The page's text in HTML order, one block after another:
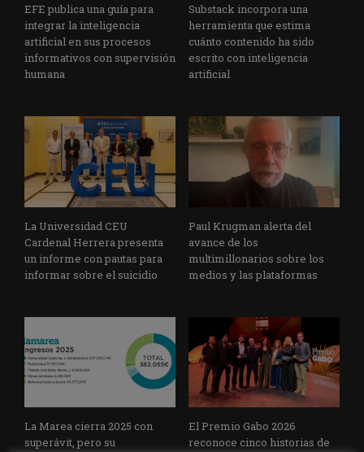
EFE publica una guía para
integrar la inteligencia
artificial en sus procesos
informativos con supervisión
humana
Substack incorpora una
herramienta que estima
cuánto contenido ha sido
escrito con inteligencia
artificial
La Universidad CEU
Cardenal Herrera presenta
un informe con pautas para
informar sobre el suicidio
Paul Krugman alerta del
avance de los
multimillonarios sobre los
medios y las plataformas
La Marea cierra 2025 con
superávit, pero su
El Premio Gabo 2026
reconoce cinco historias de